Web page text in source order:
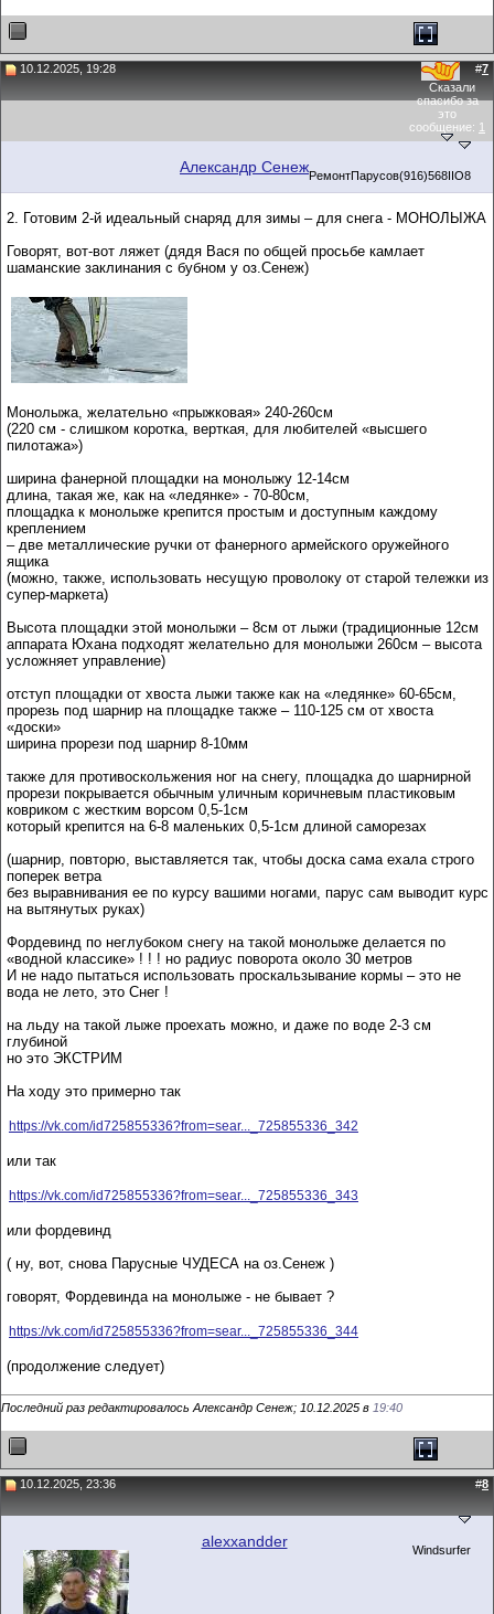
10.12.2025, 19:28 #7
Сказали
спасибо за
это
сообщение: 1
Александр СенежРемонтПарусов(916)568IIO8
2. Готовим 2-й идеальный снаряд для зимы – для снега - МОНОЛЫЖА
Говорят, вот-вот ляжет (дядя Вася по общей просьбе камлает
шаманские заклинания с бубном у оз.Сенеж)
Монолыжа, желательно «прыжковая» 240-260см
(220 см - слишком коротка, верткая, для любителей «высшего
пилотажа»)
ширина фанерной площадки на монолыжу 12-14см
длина, такая же, как на «ледянке» - 70-80см,
площадка к монолыже крепится простым и доступным каждому
креплением
– две металлические ручки от фанерного армейского оружейного
ящика
(можно, также, использовать несущую проволоку от старой тележки из
супер-маркета)
Высота площадки этой монолыжи – 8см от лыжи (традиционные 12см
аппарата Юхана подходят желательно для монолыжи 260см – высота
усложняет управление)
отступ площадки от хвоста лыжи также как на «ледянке» 60-65см,
прорезь под шарнир на площадке также – 110-125 см от хвоста
«доски»
ширина прорези под шарнир 8-10мм
также для противоскольжения ног на снегу, площадка до шарнирной
прорези покрывается обычным уличным коричневым пластиковым
ковриком с жестким ворсом 0,5-1см
который крепится на 6-8 маленьких 0,5-1см длиной саморезах
(шарнир, повторю, выставляется так, чтобы доска сама ехала строго
поперек ветра
без выравнивания ее по курсу вашими ногами, парус сам выводит курс
на вытянутых руках)
Фордевинд по неглубоком снегу на такой монолыже делается по
«водной классике» ! ! ! но радиус поворота около 30 метров
И не надо пытаться использовать проскальзывание кормы – это не
вода не лето, это Снег !
на льду на такой лыже проехать можно, и даже по воде 2-3 см
глубиной
но это ЭКСТРИМ
На ходу это примерно так
https://vk.com/id725855336?from=sear..._725855336_342
или так
https://vk.com/id725855336?from=sear..._725855336_343
или фордевинд
( ну, вот, снова Парусные ЧУДЕСА на оз.Сенеж )
говорят, Фордевинда на монолыже - не бывает ?
https://vk.com/id725855336?from=sear..._725855336_344
(продолжение следует)
Последний раз редактировалось Александр Сенеж; 10.12.2025 в 19:40
10.12.2025, 23:36 #8
alexxandder Windsurfer